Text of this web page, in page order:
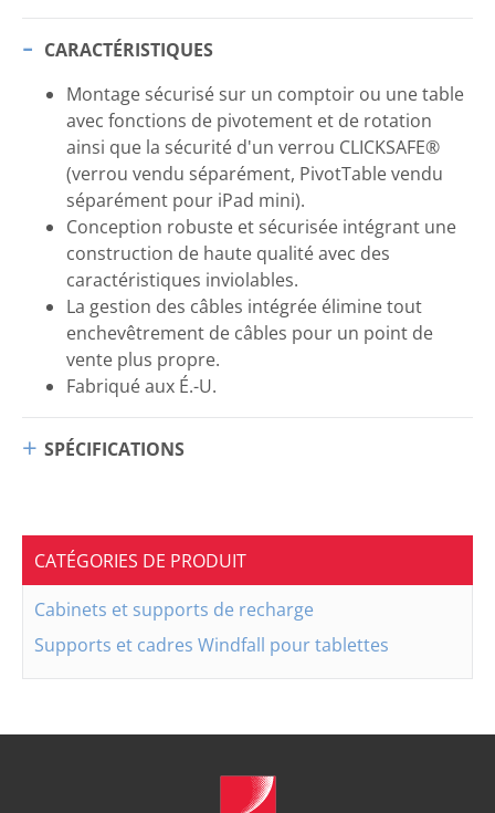
CARACTÉRISTIQUES
Montage sécurisé sur un comptoir ou une table
avec fonctions de pivotement et de rotation
ainsi que la sécurité d'un verrou CLICKSAFE®
(verrou vendu séparément, PivotTable vendu
séparément pour iPad mini).
Conception robuste et sécurisée intégrant une
construction de haute qualité avec des
caractéristiques inviolables.
La gestion des câbles intégrée élimine tout
enchevêtrement de câbles pour un point de
vente plus propre.
Fabriqué aux É.-U.
SPÉCIFICATIONS
CATÉGORIES DE PRODUIT
Cabinets et supports de recharge
Supports et cadres Windfall pour tablettes